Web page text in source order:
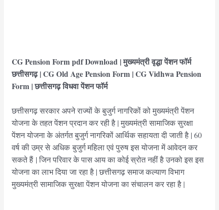
CG Pension Form pdf Download | मुख्यमंत्री वृद्धा पेंशन फॉर्म
छत्तीसगढ़ | CG Old Age Pension Form | CG Vidhwa Pension
Form | छत्तीसगढ़ विधवा पेंशन फॉर्म
छत्तीसगढ़ सरकार अपने राज्यों के बुजुर्ग नागरिकों को मुख्यमंत्री पेंशन
योजना के तहत पेंशन प्रदान कर रही है | मुख्यमंत्री सामाजिक सुरक्षा
पेंशन योजना के अंतर्गत बुजुर्ग नागरिकों आर्थिक सहायता दी जाती है | 60
वर्ष की उम्र से अधिक बुजुर्ग महिला एवं पुरुष इस योजना में आवेदन कर
सकते हैं | जिन परिवार के पास आय का कोई स्रोत नहीं है उनको इस इस
योजना का लाभ दिया जा रहा है | छत्तीसगढ़ समाज कल्याण विभाग
मुख्यमंत्री सामाजिक सुरक्षा पेंशन योजना का संचालन कर रहा है |